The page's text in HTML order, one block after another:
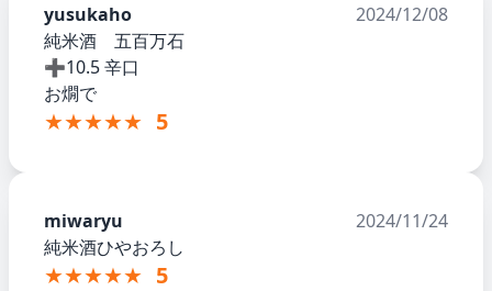
yusukaho
2024/12/08
純米酒 五百万石
➕10.5 辛口
お燗で
★★★★★ 5
miwaryu
2024/11/24
純米酒ひやおろし
★★★★★ 5